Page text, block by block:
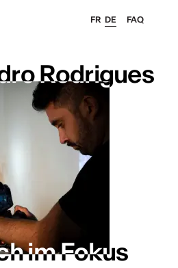
FAQ
FR DE
Rodrigues
im Fokus
Rodrigues
im Fokus